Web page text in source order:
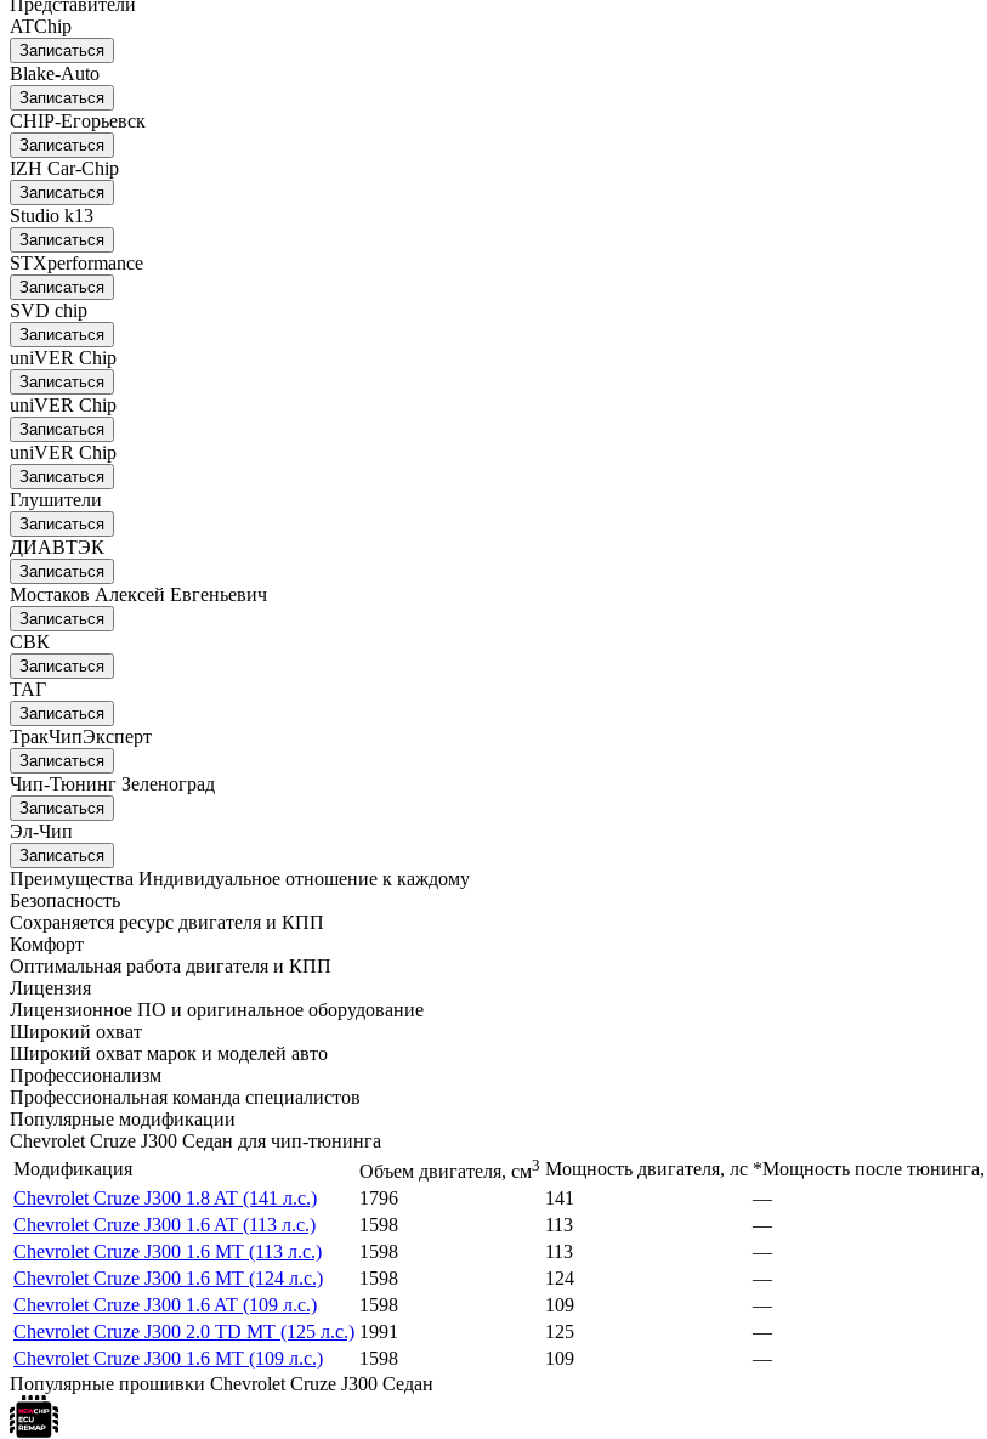
ATChip
Записаться
Blake-Auto
Записаться
CHIP-Егорьевск
Записаться
IZH Car-Chip
Записаться
Studio k13
Записаться
STXperformance
Записаться
SVD chip
Записаться
uniVER Chip
Записаться
uniVER Chip
Записаться
uniVER Chip
Записаться
Глушители
Записаться
ДИАВТЭК
Записаться
Мостаков Алексей Евгеньевич
Записаться
СВК
Записаться
ТАГ
Записаться
ТракЧипЭксперт
Записаться
Чип-Тюнинг Зеленоград
Записаться
Эл-Чип
Записаться
Преимущества Индивидуальное отношение к каждому
Безопасность
Сохраняется ресурс двигателя и КПП
Комфорт
Оптимальная работа двигателя и КПП
Лицензия
Лицензионное ПО и оригинальное оборудование
Широкий охват
Широкий охват марок и моделей авто
Профессионализм
Профессиональная команда специалистов
Популярные модификации
Chevrolet Cruze J300 Седан для чип-тюнинга
Модификация
Объем двигателя, см3 Мощность двигателя, лс *Мощность после тюнинга,
Chevrolet Cruze J300 1.8 AT (141 л.с.)
1796 141
—
Chevrolet Cruze J300 1.6 AT (113 л.с.)
1598 113
—
Chevrolet Cruze J300 1.6 MT (113 л.с.)
1598 113
—
Chevrolet Cruze J300 1.6 MT (124 л.с.)
1598 124
—
Chevrolet Cruze J300 1.6 AT (109 л.с.)
1598 109
—
Chevrolet Cruze J300 2.0 TD MT (125 л.с.) 1991 125
—
Chevrolet Cruze J300 1.6 MT (109 л.с.)
1598 109
—
Популярные прошивки Chevrolet Cruze J300 Седан